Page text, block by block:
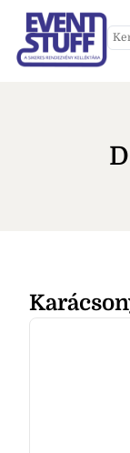
HOZZÁAD